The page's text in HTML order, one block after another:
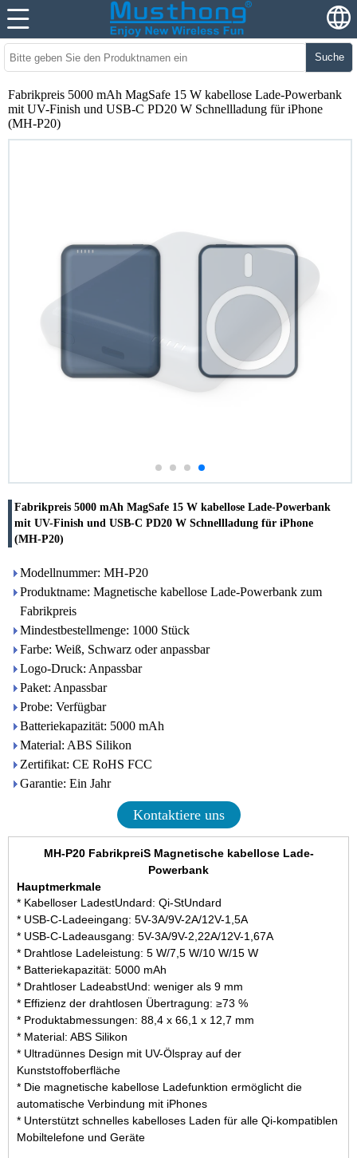
Suche
Fabrikpreis 5000 mAh MagSafe 15 W kabellose Lade-Powerbank
mit UV-Finish und USB-C PD20 W Schnellladung für iPhone
(MH-P20)
Fabrikpreis 5000 mAh MagSafe 15 W kabellose Lade-Powerbank
mit UV-Finish und USB-C PD20 W Schnellladung für iPhone
(MH-P20)
Modellnummer: MH-P20
Produktname: Magnetische kabellose Lade-Powerbank zum
Fabrikpreis
Mindestbestellmenge: 1000 Stück
Farbe: Weiß, Schwarz oder anpassbar
Logo-Druck: Anpassbar
Paket: Anpassbar
Probe: Verfügbar
Batteriekapazität: 5000 mAh
Material: ABS Silikon
Zertifikat: CE RoHS FCC
Garantie: Ein Jahr
Kontaktiere uns
MH-P20 FabrikpreiS Magnetische kabellose Lade-
Powerbank
Hauptmerkmale
* Kabelloser LadestUndard: Qi-StUndard
* USB-C-Ladeeingang: 5V-3A/9V-2A/12V-1,5A
* USB-C-Ladeausgang: 5V-3A/9V-2,22A/12V-1,67A
* Drahtlose Ladeleistung: 5 W/7,5 W/10 W/15 W
* Batteriekapazität: 5000 mAh
* Drahtloser LadeabstUnd: weniger als 9 mm
* Effizienz der drahtlosen Übertragung: ≥73 %
* Produktabmessungen: 88,4 x 66,1 x 12,7 mm
* Material: ABS Silikon
* Ultradünnes Design mit UV-Ölspray auf der
Kunststoffoberfläche
* Die magnetische kabellose Ladefunktion ermöglicht die
automatische Verbindung mit iPhones
* Unterstützt schnelles kabelloses Laden für alle Qi-kompatiblen
Mobiltelefone und Geräte